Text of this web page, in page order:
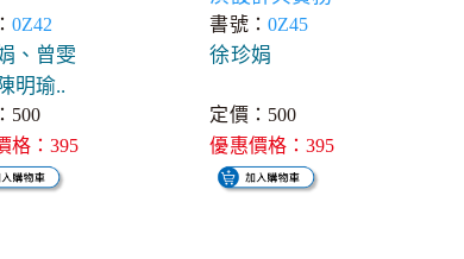
0Z42
、曾雯
明瑜..
500
格：395
書號： 0Z45
徐珍娟
定價：500
優惠價格：395